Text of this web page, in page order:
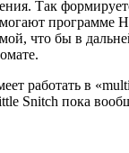
Так
программе
что бы в
работать в
Snitch пока